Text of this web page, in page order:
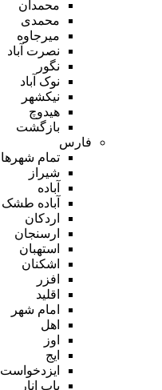
محمدان
محمدی
میرجاوه
نصرت آباد
نگور
نوک آباد
نیکشهر
هیدوچ
بازگشت
فارس
تمام شهر‌ها
شیراز
آباده
آباده طشک
اردکان
ارسنجان
استهبان
اشکنان
افزر
اقلید
امام شهر
اهل
اوز
ایج
ایزدخواست
باب انار